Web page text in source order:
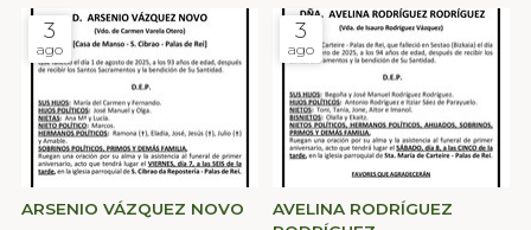
3
ago
ARSENIO VÁZQUEZ NOVO
3
ago
AVELINA RODRÍGUEZ